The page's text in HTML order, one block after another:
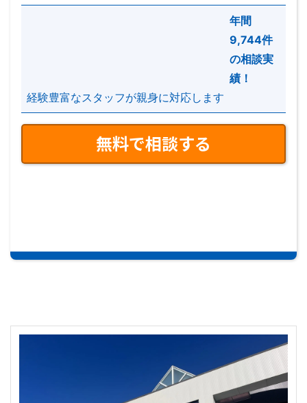
ーポリシーとして、以下の個人情報保護に対する基本
方針及び個人情報に関する公表事項を定め、公開いた
【個人情報保護に対する基本方針】
当社は、不動産仲介業をコアビジネスとして、本サー
ビスを提供しております。 全てのお客様に安心して
の責任を果たしていくために、以下の個人情報保護方
1．対象
当社は、本サービスに係る個人情報の保護に関し、本
保護方針を適用いたします。
年間
9,744件
の相談実
績！
経験豊富なスタッフが親身に対応します